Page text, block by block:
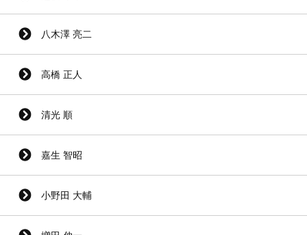
八木澤 亮二
高橋 正人
清光 順
嘉生 智昭
小野田 大輔